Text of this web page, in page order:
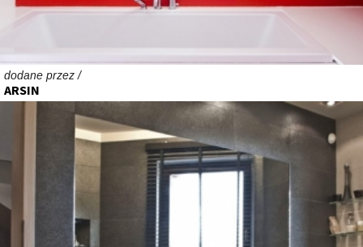
dodane przez /
ARSIN